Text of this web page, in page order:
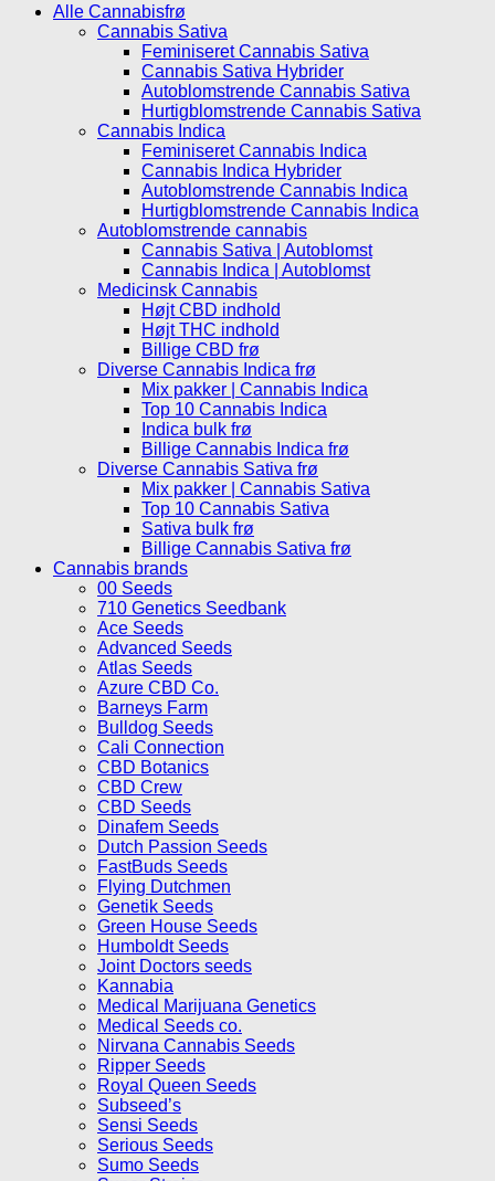
Alle Cannabisfrø
Cannabis Sativa
Feminiseret Cannabis Sativa
Cannabis Sativa Hybrider
Autoblomstrende Cannabis Sativa
Hurtigblomstrende Cannabis Sativa
Cannabis Indica
Feminiseret Cannabis Indica
Cannabis Indica Hybrider
Autoblomstrende Cannabis Indica
Hurtigblomstrende Cannabis Indica
Autoblomstrende cannabis
Cannabis Sativa | Autoblomst
Cannabis Indica | Autoblomst
Medicinsk Cannabis
Højt CBD indhold
Højt THC indhold
Billige CBD frø
Diverse Cannabis Indica frø
Mix pakker | Cannabis Indica
Top 10 Cannabis Indica
Indica bulk frø
Billige Cannabis Indica frø
Diverse Cannabis Sativa frø
Mix pakker | Cannabis Sativa
Top 10 Cannabis Sativa
Sativa bulk frø
Billige Cannabis Sativa frø
Cannabis brands
00 Seeds
710 Genetics Seedbank
Ace Seeds
Advanced Seeds
Atlas Seeds
Azure CBD Co.
Barneys Farm
Bulldog Seeds
Cali Connection
CBD Botanics
CBD Crew
CBD Seeds
Dinafem Seeds
Dutch Passion Seeds
FastBuds Seeds
Flying Dutchmen
Genetik Seeds
Green House Seeds
Humboldt Seeds
Joint Doctors seeds
Kannabia
Medical Marijuana Genetics
Medical Seeds co.
Nirvana Cannabis Seeds
Ripper Seeds
Royal Queen Seeds
Subseed’s
Sensi Seeds
Serious Seeds
Sumo Seeds